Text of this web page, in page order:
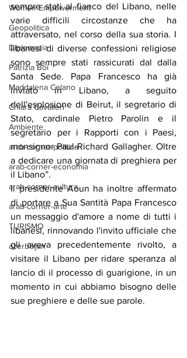
Women Empowerment
Geopolitica
Diplomazia
Patrizia Boi
Maddalena Celano
Chiara Cavalieri
Ambiente
arab-corner-politica
arab-corner-economia
arab-corner-cultura
arab-corner-arte
TURISMO
azerbaijan
sempre stati al fianco del Libano, nelle
varie difficili circostanze che ha
attraversato, nel corso della sua storia. I
libanesi di diverse confessioni religiose
sono sempre stati rassicurati dal dalla
Santa Sede. Papa Francesco ha già
inviato in Libano, a seguito
dell'esplosione di Beirut, il segretario di
Stato, cardinale Pietro Parolin e il
segretario per i Rapporti con i Paesi,
monsignor Paul-Richard Gallagher. Oltre
a dedicare una giornata di preghiera per
il Libano”.
Il presidente Aoun ha inoltre affermato
di portare a Sua Santità Papa Francesco
un messaggio d'amore a nome di tutti i
libanesi, rinnovando l'invito ufficiale che
gli aveva precedentemente rivolto, a
visitare il Libano per ridare speranza al
lancio di il processo di guarigione, in un
momento in cui abbiamo bisogno delle
sue preghiere e delle sue parole.